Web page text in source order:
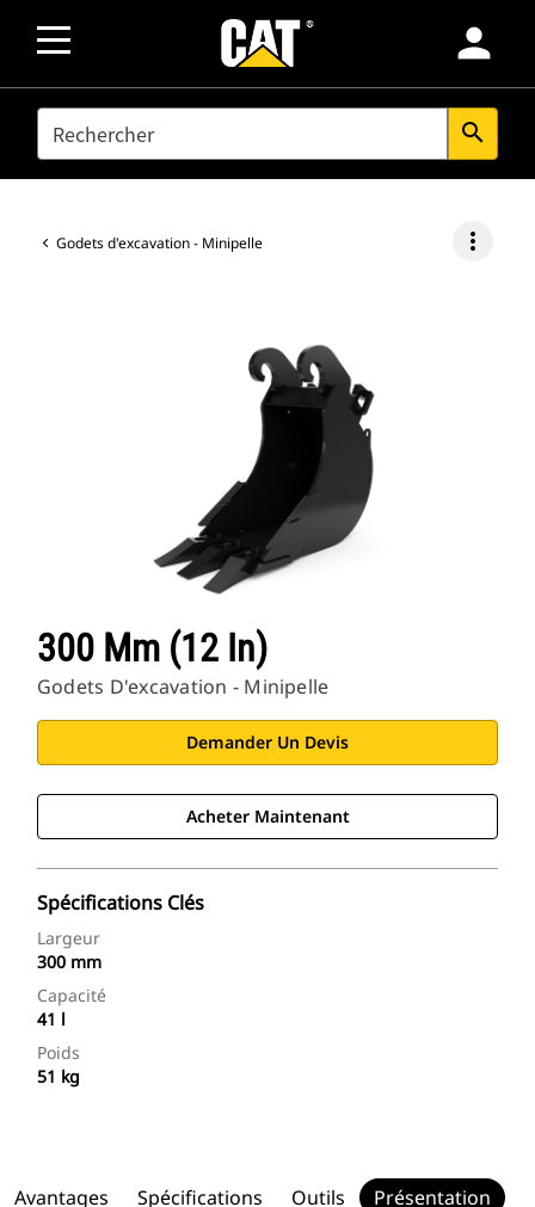
person
SEARCH search
Godets d'excavation - Minipelle more_vert
300 Mm (12 In)
Godets D'excavation - Minipelle
Demander Un Devis
Acheter Maintenant
Spécifications Clés
Largeur
300 mm
Capacité
41 l
Poids
51 kg
Avantages Spécifications Outils Présentation